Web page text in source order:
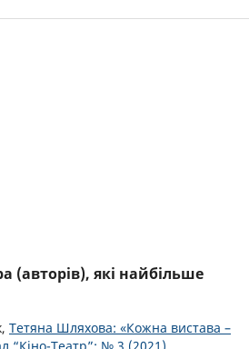
(авторів), які найбільше
Тетяна Шляхова: «Кожна вистава –